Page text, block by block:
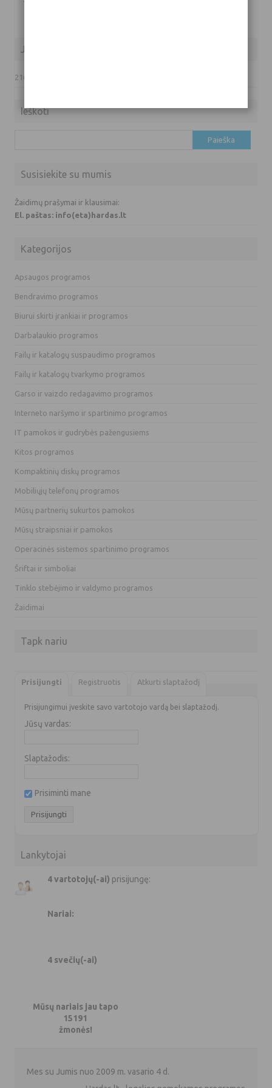
Tik
Jūsų IP adresas
216.73.217.54
Ieškoti
Susisiekite su mumis
Žaidimų prašymai ir klausimai:
El. paštas: info(eta)hardas.lt
Kategorijos
Apsaugos programos
Bendravimo programos
Biurui skirti įrankiai ir programos
Darbalaukio programos
Failų ir katalogų suspaudimo programos
Failų ir katalogų tvarkymo programos
Garso ir vaizdo redagavimo programos
Interneto naršymo ir spartinimo programos
IT pamokos ir gudrybės pažengusiems
Kitos programos
Kompaktinių diskų programos
Mobiliųjų telefonų programos
Mūsų partnerių sukurtos pamokos
Mūsų straipsniai ir pamokos
Operacinės sistemos spartinimo programos
Šriftai ir simboliai
Tinklo stebėjimo ir valdymo programos
Žaidimai
Tapk nariu
Prisijungti Registruotis Atkurti slaptažodį
Prisijungimui įveskite savo vartotojo vardą bei slaptažodį.
Jūsų vardas:
Slaptažodis:
Prisiminti mane
Lankytojai
4 vartotojų(-ai) prisijungę:
Nariai:
4 svečių(-ai)
Mūsų nariais jau tapo
15191
žmonės!
Mes su Jumis nuo 2009 m. vasario 4 d.